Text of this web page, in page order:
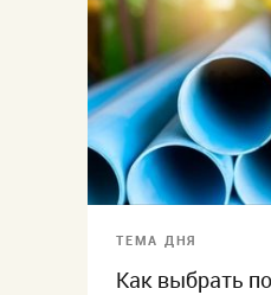
ТЕМА ДНЯ
Как выбрать